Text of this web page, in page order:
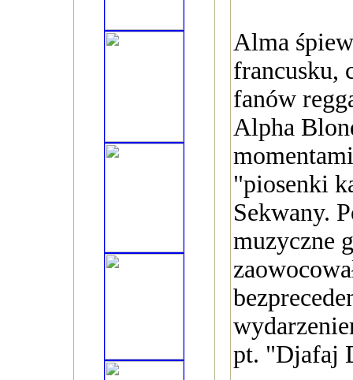
Alma
francusku,
fanów
Alpha
"piosenki
Sekwany.
muzyczne
pt. "Djafaj